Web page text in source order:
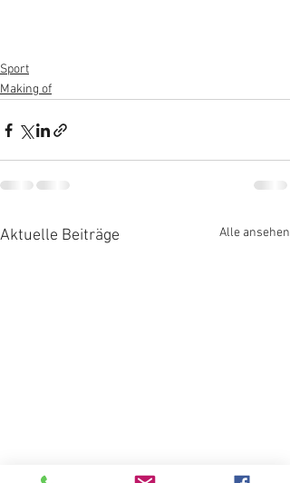
Sport
Making of
Aktuelle Beiträge Alle ansehen